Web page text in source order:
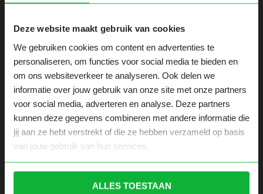
Deze website maakt gebruik van cookies
We gebruiken cookies om content en advertenties te
personaliseren, om functies voor social media te bieden en
om ons websiteverkeer te analyseren. Ook delen we
informatie over jouw gebruik van onze site met onze partners
voor social media, adverteren en analyse. Deze partners
kunnen deze gegevens combineren met andere informatie die
jij aan ze hebt verstrekt of die ze hebben verzameld op basis
van jouw gebruik van hun services.
ALLES TOESTAAN
Informatiearchit
ect
Gouda
20 uren
BEKIJK OPDRACHT